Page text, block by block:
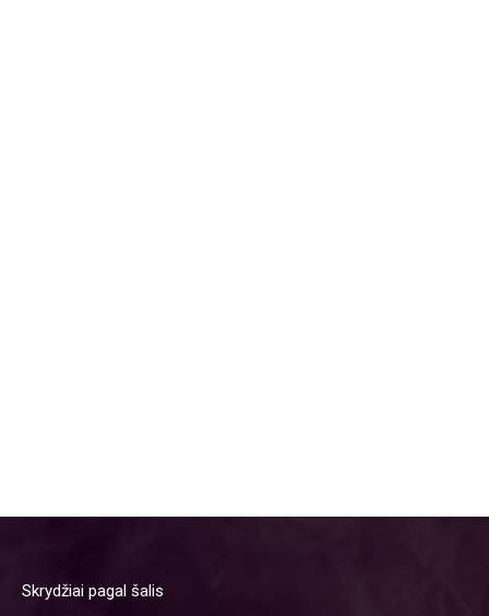
Skrydžiai pagal šalis